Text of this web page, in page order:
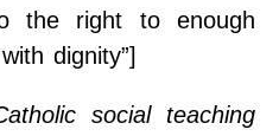
the right to enough
dignity”]
social teaching